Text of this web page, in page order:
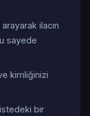
ilacın
sayede
kimliğinizi
bir